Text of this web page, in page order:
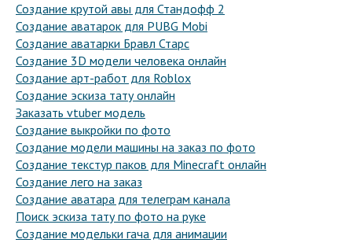
Создание крутой авы для Стандофф 2
Создание аватарок для PUBG Mobi
Создание аватарки Бравл Старс
Создание 3D модели человека онлайн
Создание арт-работ для Roblox
Создание эскиза тату онлайн
Заказать vtuber модель
Создание выкройки по фото
Создание модели машины на заказ по фото
Создание текстур паков для Minecraft онлайн
Создание лего на заказ
Создание аватара для телеграм канала
Поиск эскиза тату по фото на руке
Создание модельки гача для анимации